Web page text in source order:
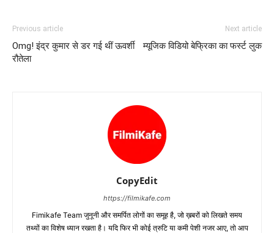
Previous article
Omg! इंद्र कुमार से डर गई थीं ऊवर्शी
रौतेला
Next article
म्‍यूजिक विडियो बेफ्रिका का फर्स्‍ट लुक
CopyEdit
https://filmikafe.com
Fimikafe Team जुनूनी और समर्पित लोगों का समूह है, जो ख़बरों को लिखते समय
तथ्‍यों का विशेष ध्‍यान रखता है। यदि फिर भी कोई त्रुटि या कमी पेशी नजर आए, तो आप